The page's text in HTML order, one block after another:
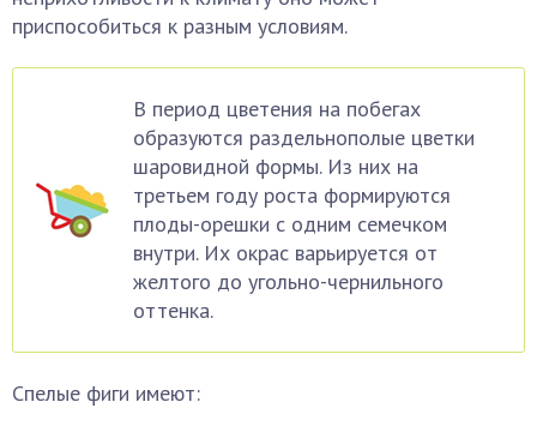
приспособиться к разным условиям.
В период цветения на побегах
образуются раздельнополые цветки
шаровидной формы. Из них на
третьем году роста формируются
плоды-орешки с одним семечком
внутри. Их окрас варьируется от
желтого до угольно-чернильного
оттенка.
Спелые фиги имеют: